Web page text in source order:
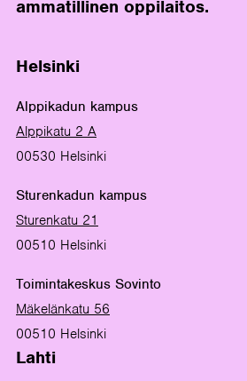
ammatillinen oppilaitos.
Helsinki
Alppikadun kampus
Alppikatu 2 A
00530 Helsinki
Sturenkadun kampus
Sturenkatu 21
00510 Helsinki
Toimintakeskus Sovinto
Mäkelänkatu 56
00510 Helsinki
Lahti